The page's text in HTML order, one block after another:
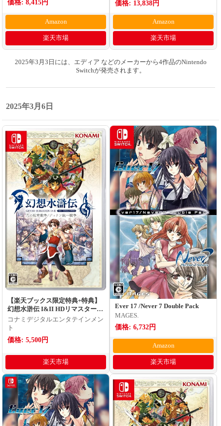
価格: 8,415円
Amazon
楽天市場
価格: 13,838円
Amazon
楽天市場
2025年3月3日には、エディア などのメーカーから4作品のNintendo
Switchが発売されます。
2025年3月6日
【楽天ブックス限定特典+特典】
幻想水滸伝 I&II HDリマスター
門の紋章戦争 / デュナン統一戦争
Switch版(アクリルキーホルダー4
ル、カスミ、坊ちゃん)+【早期購
コナミデジタルエンタテインメン
ト
価格: 5,500円
楽天市場
Ever 17 /Never 7 Double Pack
MAGES.
価格: 6,732円
Amazon
楽天市場